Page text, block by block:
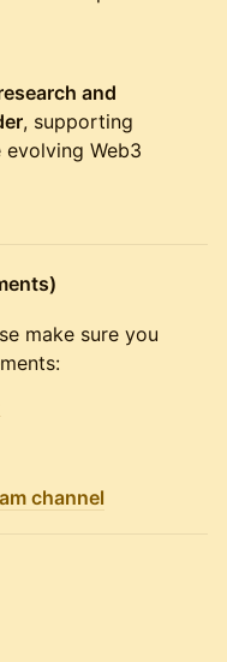
and
, supporting
evolving Web3
make sure you
channel